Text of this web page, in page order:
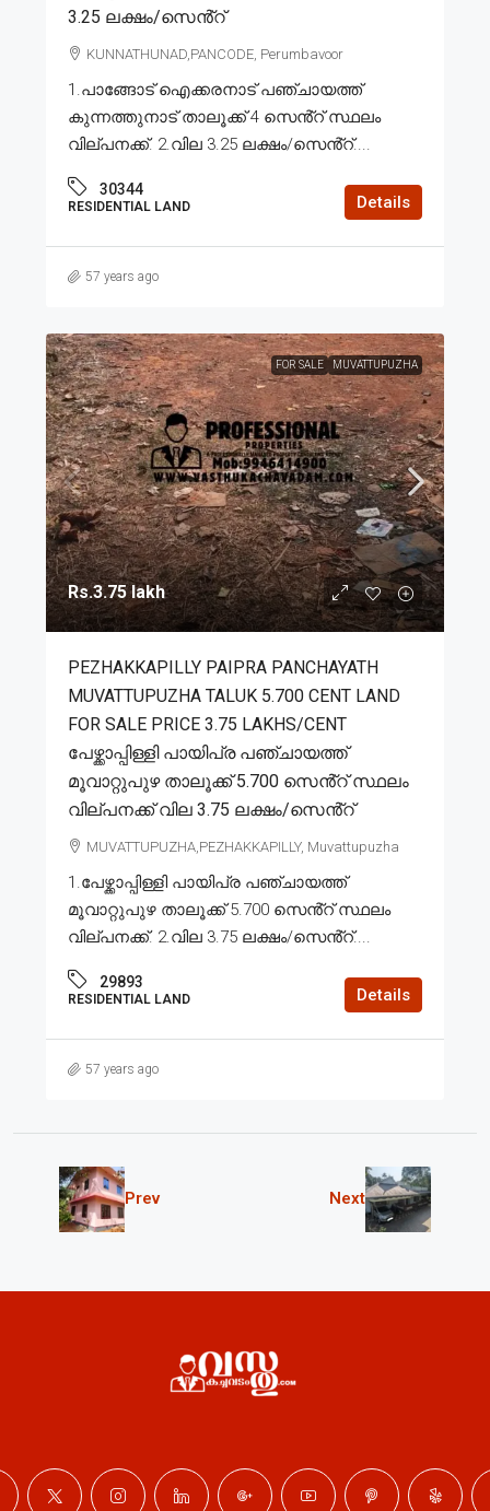
3.25 ലക്ഷം/സെൻ്റ്
KUNNATHUNAD,PANCODE, Perumbavoor
1.പാങ്ങോട് ഐക്കരനാട് പഞ്ചായത്ത്
കുന്നത്തുനാട് താലൂക്ക് 4 സെൻ്റ് സ്ഥലം
വില്പനക്ക്. 2.വില 3.25 ലക്ഷം/സെൻ്റ്....
30344
RESIDENTIAL LAND Details
57 years ago
FOR SALE MUVATTUPUZHA
Rs.3.75 lakh
PEZHAKKAPILLY PAIPRA PANCHAYATH
MUVATTUPUZHA TALUK 5.700 CENT LAND
FOR SALE PRICE 3.75 LAKHS/CENT
പേഴ്ക്കാപ്പിള്ളി പായിപ്ര പഞ്ചായത്ത്
മൂവാറ്റുപുഴ താലൂക്ക് 5.700 സെൻ്റ് സ്ഥലം
വില്പനക്ക് വില 3.75 ലക്ഷം/സെൻ്റ്
MUVATTUPUZHA,PEZHAKKAPILLY, Muvattupuzha
1.പേഴ്ക്കാപ്പിള്ളി പായിപ്ര പഞ്ചായത്ത്
മൂവാറ്റുപുഴ താലൂക്ക് 5.700 സെൻ്റ് സ്ഥലം
വില്പനക്ക്. 2.വില 3.75 ലക്ഷം/സെൻ്റ്....
29893
RESIDENTIAL LAND Details
57 years ago
Prev Next